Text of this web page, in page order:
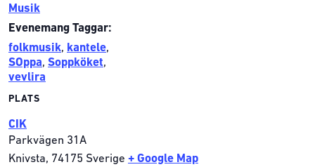
Musik
Evenemang Taggar:
folkmusik, kantele,
SOppa, Soppköket,
vevlira
PLATS
CIK
Parkvägen 31A
Knivsta, 74175 Sverige + Google Map